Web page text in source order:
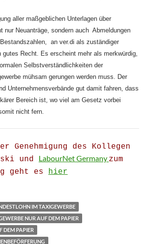
aller maßgeblichen Unterlagen über
nur Neuanträge, sondern auch Abmeldungen
an ver.di als zuständiger
gutes Recht. Es erscheint mehr als merkwürdig,
Selbstverständlichkeiten der
mühsam gerungen werden muss. Der
Unternehmensverbände gut damit fahren, dass
Bereich ist, wo viel am Gesetz vorbei
nicht fern.
Genehmigung des Kollegen
und LabourNet Germany zum
geht es
hier
IM TAXIGEWERBE
NUR AUF DEM PAPIER
DEM PAPIER